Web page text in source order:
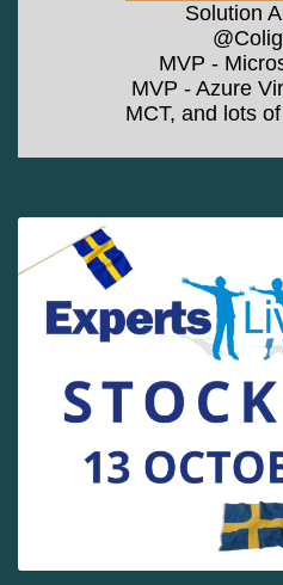
Solution
MVP -
MVP - Azure
MCT, and lots